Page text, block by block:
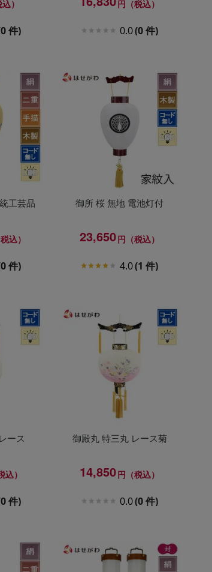
）
件)
円（税込）
0.0(0 件)
工芸品
込）
件)
御所 桜 無地 電池灯付
23,650円（税込）
4.0(1 件)
ース
込）
件)
御殿丸 特三丸 レース菊
14,850円（税込）
0.0(0 件)